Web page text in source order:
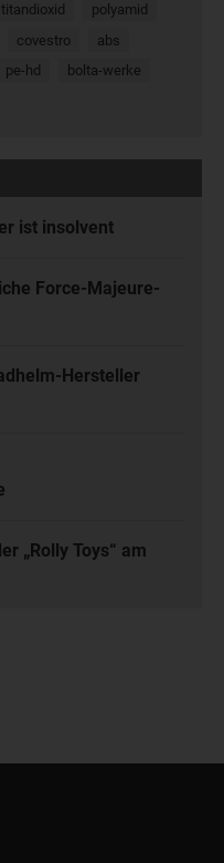
titandioxid
polyamid
covestro
abs
pe-hd
bolta-werke
ist insolvent
Force-Majeure-
Hersteller
„Rolly Toys“ am